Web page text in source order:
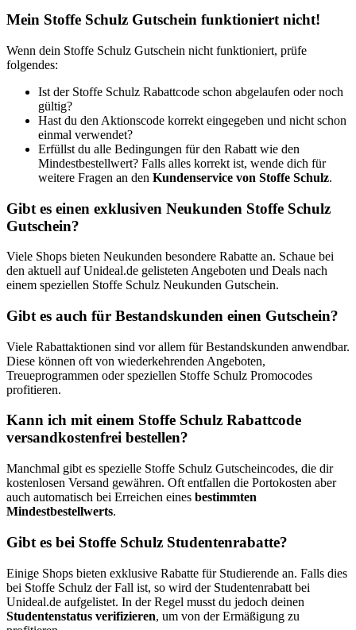
Mein Stoffe Schulz Gutschein funktioniert nicht!
Wenn dein Stoffe Schulz Gutschein nicht funktioniert, prüfe
folgendes:
Ist der Stoffe Schulz Rabattcode schon abgelaufen oder noch
gültig?
Hast du den Aktionscode korrekt eingegeben und nicht schon
einmal verwendet?
Erfüllst du alle Bedingungen für den Rabatt wie den
Mindestbestellwert? Falls alles korrekt ist, wende dich für
weitere Fragen an den Kundenservice von Stoffe Schulz.
Gibt es einen exklusiven Neukunden Stoffe Schulz
Gutschein?
Viele Shops bieten Neukunden besondere Rabatte an. Schaue bei
den aktuell auf Unideal.de gelisteten Angeboten und Deals nach
einem speziellen Stoffe Schulz Neukunden Gutschein.
Gibt es auch für Bestandskunden einen Gutschein?
Viele Rabattaktionen sind vor allem für Bestandskunden anwendbar.
Diese können oft von wiederkehrenden Angeboten,
Treueprogrammen oder speziellen Stoffe Schulz Promocodes
profitieren.
Kann ich mit einem Stoffe Schulz Rabattcode
versandkostenfrei bestellen?
Manchmal gibt es spezielle Stoffe Schulz Gutscheincodes, die dir
kostenlosen Versand gewähren. Oft entfallen die Portokosten aber
auch automatisch bei Erreichen eines bestimmten
Mindestbestellwerts.
Gibt es bei Stoffe Schulz Studentenrabatte?
Einige Shops bieten exklusive Rabatte für Studierende an. Falls dies
bei Stoffe Schulz der Fall ist, so wird der Studentenrabatt bei
Unideal.de aufgelistet. In der Regel musst du jedoch deinen
Studentenstatus verifizieren, um von der Ermäßigung zu